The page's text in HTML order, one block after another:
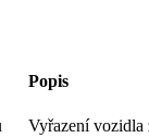
Popis
Vyřazení vozidla